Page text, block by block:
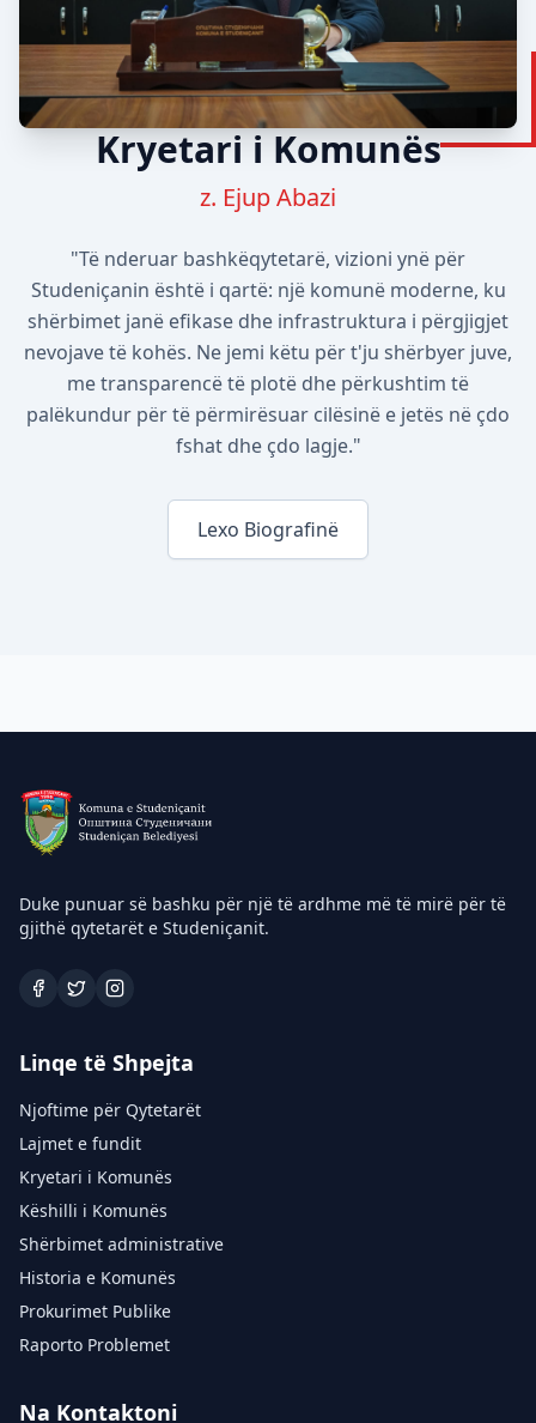
Kryetari i Komunës
z. Ejup Abazi
"Të nderuar bashkëqytetarë, vizioni ynë për
Studeniçanin është i qartë: një komunë moderne, ku
shërbimet janë efikase dhe infrastruktura i përgjigjet
nevojave të kohës. Ne jemi këtu për t'ju shërbyer juve,
me transparencë të plotë dhe përkushtim të
palëkundur për të përmirësuar cilësinë e jetës në çdo
fshat dhe çdo lagje."
Lexo Biografinë
Duke punuar së bashku për një të ardhme më të mirë për të
gjithë qytetarët e Studeniçanit.
Linqe të Shpejta
Njoftime për Qytetarët
Lajmet e fundit
Kryetari i Komunës
Këshilli i Komunës
Shërbimet administrative
Historia e Komunës
Prokurimet Publike
Raporto Problemet
Na Kontaktoni